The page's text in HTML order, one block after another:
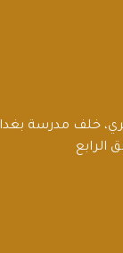
خلف مدرسة
الرابع